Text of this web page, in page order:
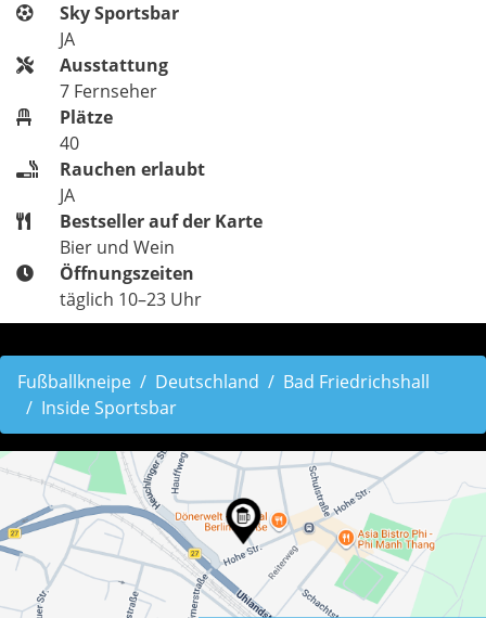
Sky Sportsbar
JA
Ausstattung
7 Fernseher
Plätze
40
Rauchen erlaubt
JA
Bestseller auf der Karte
Bier und Wein
Öffnungszeiten
täglich 10–23 Uhr
Fußballkneipe Deutschland
Bad Friedrichshall
Inside Sportsbar